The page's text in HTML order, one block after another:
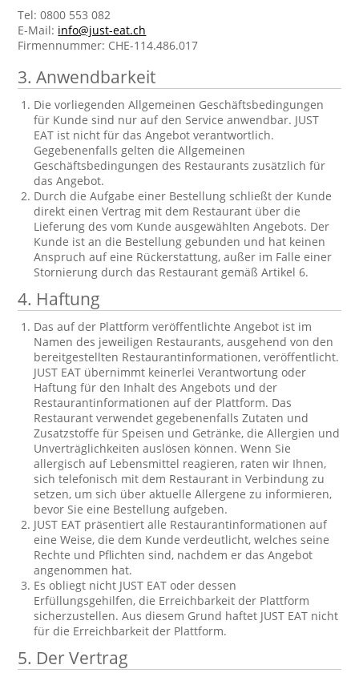
Tel: 0800 553 082
E-Mail: info@just-eat.ch
Firmennummer: CHE-114.486.017
3.Anwendbarkeit
Die vorliegenden Allgemeinen Geschäftsbedingungen
für Kunde sind nur auf den Service anwendbar. JUST
EAT ist nicht für das Angebot verantwortlich.
Gegebenenfalls gelten die Allgemeinen
Geschäftsbedingungen des Restaurants zusätzlich für
das Angebot.
Durch die Aufgabe einer Bestellung schließt der Kunde
direkt einen Vertrag mit dem Restaurant über die
Lieferung des vom Kunde ausgewählten Angebots. Der
Kunde ist an die Bestellung gebunden und hat keinen
Anspruch auf eine Rückerstattung, außer im Falle einer
Stornierung durch das Restaurant gemäß Artikel 6.
4. Haftung
Das auf der Plattform veröffentlichte Angebot ist im
Namen des jeweiligen Restaurants, ausgehend von den
bereitgestellten Restaurantinformationen, veröffentlicht.
JUST EAT übernimmt keinerlei Verantwortung oder
Haftung für den Inhalt des Angebots und der
Restaurantinformationen auf der Plattform. Das
Restaurant verwendet gegebenenfalls Zutaten und
Zusatzstoffe für Speisen und Getränke, die Allergien und
Unverträglichkeiten auslösen können. Wenn Sie
allergisch auf Lebensmittel reagieren, raten wir Ihnen,
sich telefonisch mit dem Restaurant in Verbindung zu
setzen, um sich über aktuelle Allergene zu informieren,
bevor Sie eine Bestellung aufgeben.
JUST EAT präsentiert alle Restaurantinformationen auf
eine Weise, die dem Kunde verdeutlicht, welches seine
Rechte und Pflichten sind, nachdem er das Angebot
angenommen hat.
Es obliegt nicht JUST EAT oder dessen
Erfüllungsgehilfen, die Erreichbarkeit der Plattform
sicherzustellen. Aus diesem Grund haftet JUST EAT nicht
für die Erreichbarkeit der Plattform.
5. Der Vertrag